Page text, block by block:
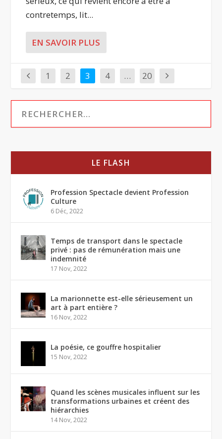
contretemps, lit...
EN SAVOIR PLUS
1 2 3 4 … 20
LE FLASH
Profession Spectacle devient Profession
Culture
6 Déc, 2022
Temps de transport dans le spectacle
privé : pas de rémunération mais une
indemnité
17 Nov, 2022
La marionnette est-elle sérieusement un
art à part entière ?
16 Nov, 2022
La poésie, ce gouffre hospitalier
15 Nov, 2022
Quand les scènes musicales influent sur les
transformations urbaines et créent des
hiérarchies
14 Nov, 2022